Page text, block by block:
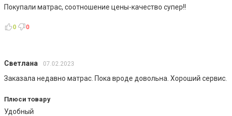
Покупали матрас, соотношение цены-качество супер!!
0 0
Светлана 07.02.2023
Заказала недавно матрас. Пока вроде довольна. Хороший сервис.
Плюси товару
Удобный